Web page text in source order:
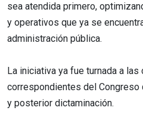
sea atendida primero,
y operativos que ya se
administración pública.
La iniciativa ya fue turnada a
correspondientes del Congreso
y posterior dictaminación.